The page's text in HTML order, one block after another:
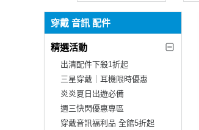
穿戴 音訊 配件
精選活動
出清配件下殺1折起
三星穿戴｜耳機限時優惠
炎炎夏日出遊必備
週三快閃優惠專區
穿戴音訊福利品 全館5折起